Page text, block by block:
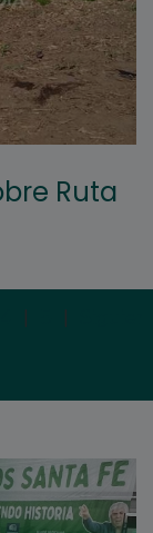
Ruta
| |